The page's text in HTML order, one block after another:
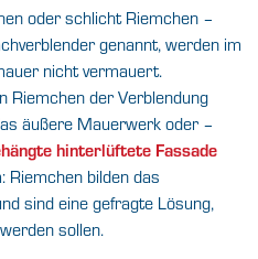
oder schlicht Riemchen –
genannt, werden im
nicht vermauert.
Riemchen der Verblendung
äußere Mauerwerk oder –
hinterlüftete Fassade
Riemchen bilden das
sind eine gefragte Lösung,
sollen.